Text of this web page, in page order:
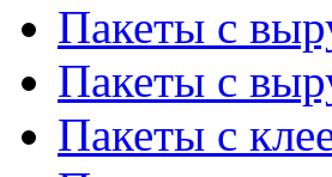
Пакеты с
Пакеты с
Пакеты с